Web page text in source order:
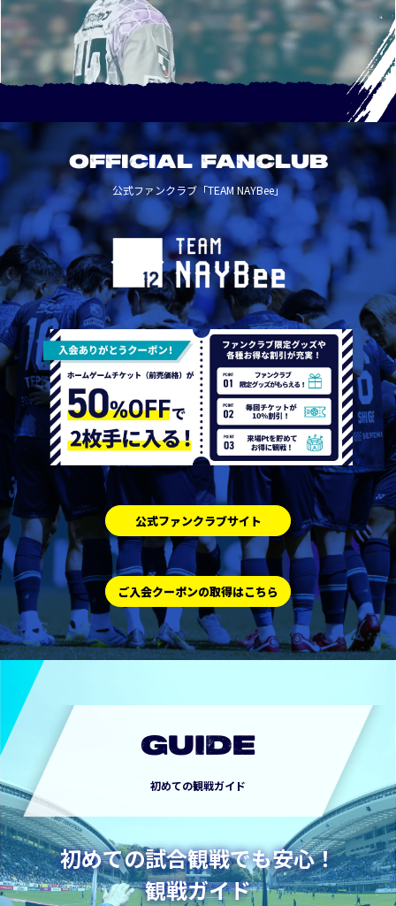
OFFICIAL FANCLUB
公式ファンクラブ「TEAM NAYBee」
公式ファンクラブサイト
ご入会クーポンの取得はこちら
GUIDE
初めての観戦ガイド
初めての試合観戦でも安心！
観戦ガイド